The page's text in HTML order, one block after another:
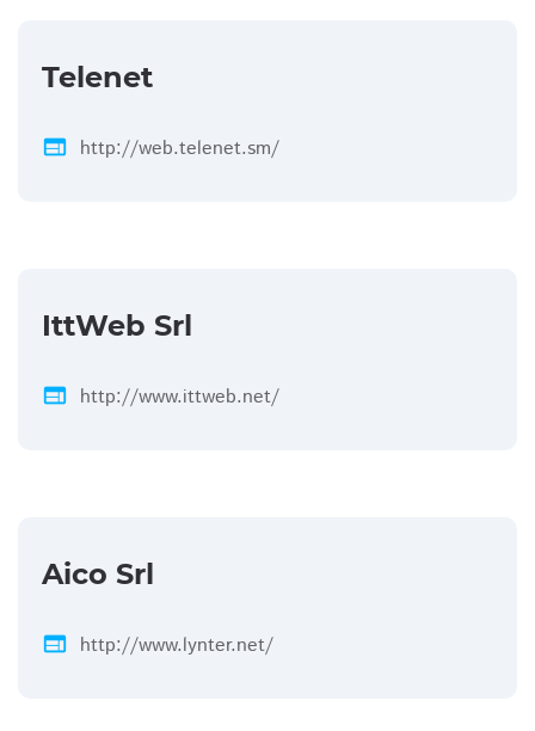
Telenet
web http://web.telenet.sm/
IttWeb Srl
web http://www.ittweb.net/
Aico Srl
web http://www.lynter.net/